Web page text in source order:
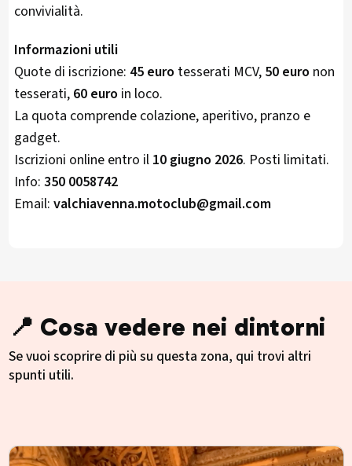
convivialità.
Informazioni utili
Quote di iscrizione: 45 euro tesserati MCV, 50 euro non
tesserati, 60 euro in loco.
La quota comprende colazione, aperitivo, pranzo e
gadget.
Iscrizioni online entro il 10 giugno 2026. Posti limitati.
Info: 350 0058742
Email: valchiavenna.motoclub@gmail.com
📍 Cosa vedere nei dintorni
Se vuoi scoprire di più su questa zona, qui trovi altri
spunti utili.